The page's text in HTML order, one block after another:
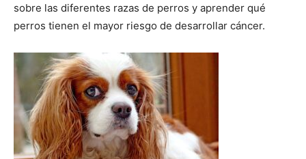
Fotos
de
Cachorros
sobre las diferentes razas de perros y aprender qué
perros tienen el mayor riesgo de desarrollar cáncer.